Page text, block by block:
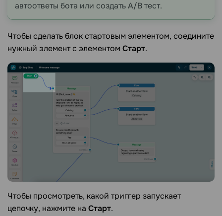
автоответы бота или создать A/B тест.
Чтобы сделать блок стартовым элементом, соедините
нужный элемент с элементом Старт.
Чтобы просмотреть, какой триггер запускает
цепочку, нажмите на Старт.